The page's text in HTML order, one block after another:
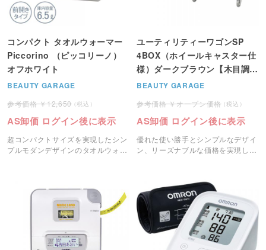
コンパクト タオルウォーマー
Piccorino （ピッコリーノ）
オフホワイト
BEAUTY GARAGE
12,650
AS卸価 ログイン後に表示
超コンパクトサイズを実現したシン
プルモダンデザインのタオルウォー
ユーティリティーワゴンSP
4BOX（ホイールキャスター仕
様）ダークブラウン【木目調天
板・本体組立済】
BEAUTY GARAGE
オープン価格
AS卸価 ログイン後に表示
優れた使い勝手とシンプルなデザイ
ン、リーズナブルな価格を実現した